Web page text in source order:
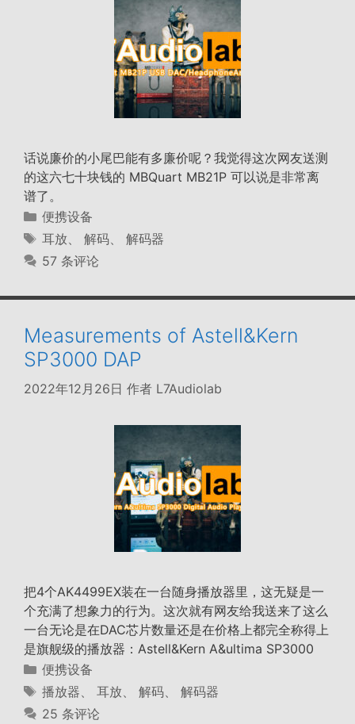
话说廉价的小尾巴能有多廉价呢？我觉得这次网友送测
的这六七十块钱的 MBQuart MB21P 可以说是非常离
谱了。
分
类
便携设备
标
签
耳放、 解码、 解码器
57 条评论
Measurements of Astell&Kern
SP3000 DAP
2022年12月26日 作者 L7Audiolab
把4个AK4499EX装在一台随身播放器里，这无疑是一
个充满了想象力的行为。这次就有网友给我送来了这么
一台无论是在DAC芯片数量还是在价格上都完全称得上
是旗舰级的播放器：Astell&Kern A&ultima SP3000
分
类
便携设备
标
签
播放器、 耳放、 解码、 解码器
25 条评论